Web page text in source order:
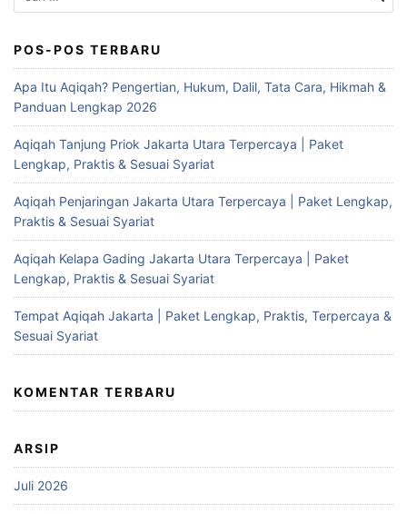
untuk:
POS-POS TERBARU
Apa Itu Aqiqah? Pengertian, Hukum, Dalil, Tata Cara, Hikmah &
Panduan Lengkap 2026
Aqiqah Tanjung Priok Jakarta Utara Terpercaya | Paket
Lengkap, Praktis & Sesuai Syariat
Aqiqah Penjaringan Jakarta Utara Terpercaya | Paket Lengkap,
Praktis & Sesuai Syariat
Aqiqah Kelapa Gading Jakarta Utara Terpercaya | Paket
Lengkap, Praktis & Sesuai Syariat
Tempat Aqiqah Jakarta | Paket Lengkap, Praktis, Terpercaya &
Sesuai Syariat
KOMENTAR TERBARU
ARSIP
Juli 2026